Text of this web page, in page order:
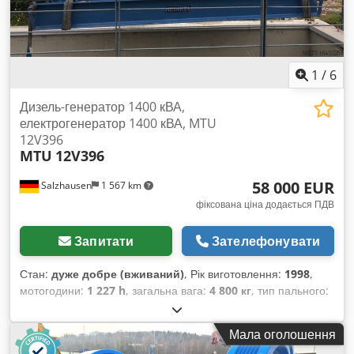
1 / 6
Salzhausen 1 567 km
Дизель-генератор 1400 кВА,
електрогенератор 1400 кВА, MTU
12V396
MTU 12V396
58 000 EUR
фіксована ціна додається ПДВ
Запитати Зателефонувати
Стан: дуже добре (вживаний), Рік виготовлення: 1998,
мотогодини: 1 227 h, загальна вага: 4 800 кг, тип пального:
1 000 л, колір:
кВт (380,69 к.с.), вихідний струм:504 A, вихідна напруга:
400 V, вихідна частота:50 Гц, тип вихідного струму:
Мала оголошення